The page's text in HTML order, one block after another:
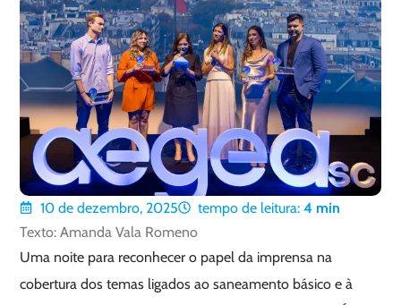
10 de dezembro, 2025 tempo de leitura: 4 min
Texto: Amanda Vala Romeno
Uma noite para reconhecer o papel da imprensa na
cobertura dos temas ligados ao saneamento básico e à